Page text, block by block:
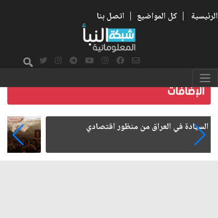
الرئيسية | كل المواضيع | اتصل بنا
ما بعد الأربعين.. كيف اتسعت الزيارة من هويتها